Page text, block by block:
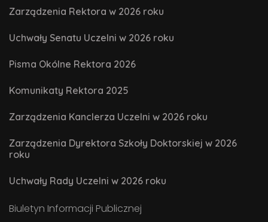
Zarządzenia Rektora w 2026 roku
Uchwały Senatu Uczelni w 2026 roku
Pisma Okólne Rektora 2026
Komunikaty Rektora 2025
Zarządzenia Kanclerza Uczelni w 2026 roku
Zarządzenia Dyrektora Szkoły Doktorskiej w 2026
roku
Uchwały Rady Uczelni w 2026 roku
Biuletyn Informacji Publicznej